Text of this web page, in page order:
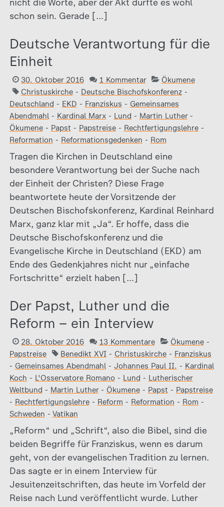
nicht die Worte, aber der Akt dürfte es wohl
schon sein. Gerade […]
Deutsche Verantwortung für die
Einheit
30. Oktober 2016 1 Kommentar
Ökumene
Christuskirche- Deutsche Bischofskonferenz-
Deutschland - EKD - Franziskus - Gemeinsames
Abendmahl- Kardinal Marx- Lund - Martin Luther-
Ökumene- Papst - Papstreise- Rechtfertigungslehre-
Reformation - Reformationsgedenken - Rom
Tragen die Kirchen in Deutschland eine
besondere Verantwortung bei der Suche nach
der Einheit der Christen? Diese Frage
beantwortete heute der Vorsitzende der
Deutschen Bischofskonferenz, Kardinal Reinhard
Marx, ganz klar mit „Ja“. Er hoffe, dass die
Deutsche Bischofskonferenz und die
Evangelische Kirche in Deutschland (EKD) am
Ende des Gedenkjahres nicht nur „einfache
Fortschritte“ erzielt haben […]
Der Papst, Luther und die
Reform – ein Interview
28. Oktober 2016 13 Kommentare Ökumene-
Papstreise
Benedikt XVI - Christuskirche- Franziskus
- Gemeinsames Abendmahl- Johannes Paul II. - Kardinal
Koch - L'Osservatore Romano - Lund - Lutherischer
Weltbund - Martin Luther- Ökumene- Papst - Papstreise
- Rechtfertigungslehre- Reform - Reformation - Rom -
Schweden - Vatikan
„Reform“ und „Schrift“, also die Bibel, sind die
beiden Begriffe für Franziskus, wenn es darum
geht, von der evangelischen Tradition zu lernen.
Das sagte er in einem Interview für
Jesuitenzeitschriften, das heute im Vorfeld der
Reise nach Lund veröffentlicht wurde. Luther